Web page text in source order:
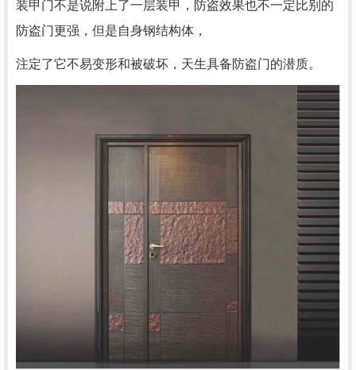
装甲门不是说附上了一层装甲，防盗效果也不一定比别的
防盗门更强，但是自身钢结构体，
注定了它不易变形和被破坏，天生具备防盗门的潜质。